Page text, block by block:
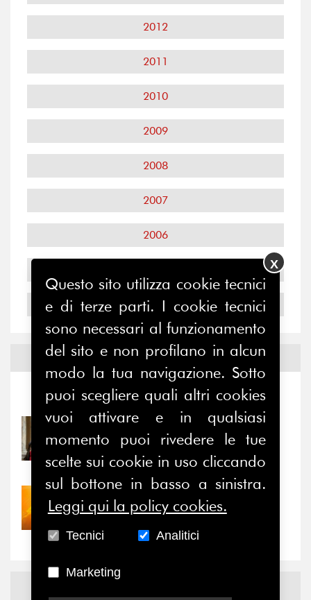
2012
2011
2010
2009
2008
2007
2006
2004
Notizie edEventi
Notizie-Eventi
Prima della pausa estiva,
il valore di...
30/07/2026
Nove anni dopo la
“grande cecità”: la...
Questo sito utilizza cookie tecnici
e di terze parti. I cookie tecnici
sono necessari al funzionamento
del sito e non profilano in alcun
modo la tua navigazione. Sotto
puoi scegliere quali altri cookies
vuoi attivare e in qualsiasi
momento puoi rivedere le tue
scelte sui cookie in uso cliccando
sul bottone in basso a sinistra.
Leggi qui la policy cookies.
Tecnici Analitici
Marketing
X